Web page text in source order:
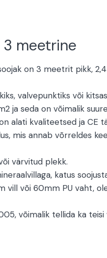
meetrine
on 3 meetrit pikk,
valvepunktiks või
ja seda on võimalik
alati kvaliteetsed ja CE
mis annab võrreldes
värvitud plekk.
katus
vill või 60mm PU vaht,
võimalik tellida ka teisi